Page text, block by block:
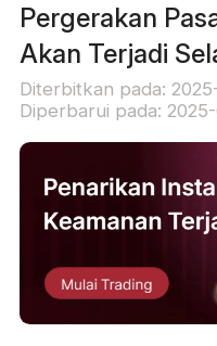
Pergerakan
Akan Terjadi
Diterbitkan pada:
Diperbarui pada: